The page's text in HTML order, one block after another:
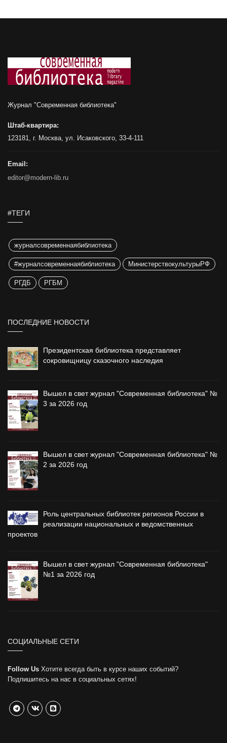
Журнал "Современная библиотека"
Штаб-квартира:
123181, г. Москва, ул. Исаковского, 33-4-111
Email:
editor@modern-lib.ru
#ТЕГИ
журналсовременнаябиблиотека
#журналсовременнаябиблиотека МинистерствокультурыРФ
РГДБ РГБМ
ПОСЛЕДНИЕ НОВОСТИ
Президентская библиотека представляет
сокровищницу сказочного наследия
Вышел в свет журнал "Современная библиотека" №
3 за 2026 год
Вышел в свет журнал "Современная библиотека" №
2 за 2026 год
Роль центральных библиотек регионов России в
реализации национальных и ведомственных
проектов
Вышел в свет журнал "Современная библиотека"
№1 за 2026 год
СОЦИАЛЬНЫЕ СЕТИ
Follow Us Хотите всегда быть в курсе наших событий?
Подпишитесь на нас в социальных сетях!